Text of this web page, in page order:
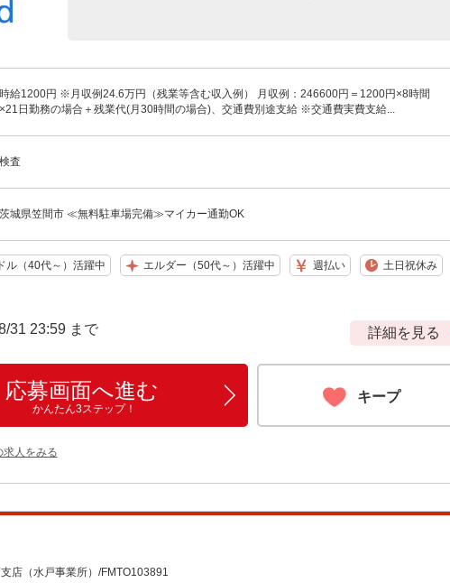
時給1200円 ※月収例24.6万円（残業等含む収入例） 月収例：246600円＝1200円×8時間
×21日勤務の場合＋残業代(月30時間の場合)、交通費別途支給 ※交通費実費支給...
検査
茨城県笠間市 ≪無料駐車場完備≫マイカー通勤OK
ル（40代～）活躍中 エルダー（50代～）活躍中 週払い 土日祝休み
31 23:59 まで 詳細を見る
応募画面へ進む
かんたん3ステップ！
キープ
求人をみる
店（水戸事業所）/FMTO103891